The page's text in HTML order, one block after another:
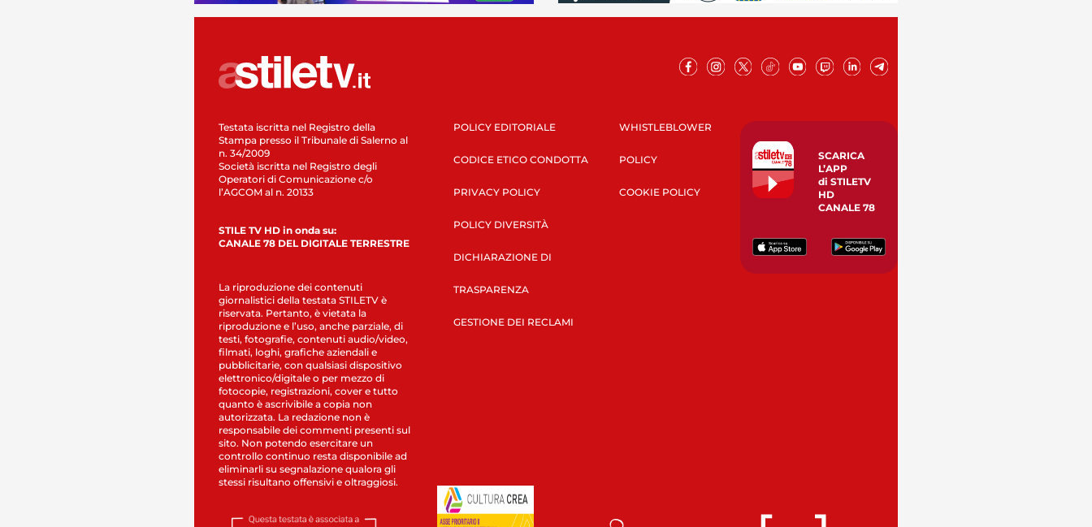
Testata iscritta nel Registro della
Stampa presso il Tribunale di Salerno al
n. 34/2009
Società iscritta nel Registro degli
Operatori di Comunicazione c/o
l’AGCOM al n. 20133
STILE TV HD in onda su:
CANALE 78 DEL DIGITALE TERRESTRE
La riproduzione dei contenuti
giornalistici della testata STILETV è
riservata. Pertanto, è vietata la
riproduzione e l’uso, anche parziale, di
testi, fotografie, contenuti audio/video,
filmati, loghi, grafiche aziendali e
pubblicitarie, con qualsiasi dispositivo
elettronico/digitale o per mezzo di
fotocopie, registrazioni, cover e tutto
quanto è ascrivibile a copia non
autorizzata. La redazione non è
responsabile dei commenti presenti sul
sito. Non potendo esercitare un
controllo continuo resta disponibile ad
eliminarli su segnalazione qualora gli
stessi risultano offensivi e oltraggiosi.
POLICY EDITORIALE
CODICE ETICO CONDOTTA
PRIVACY POLICY
POLICY DIVERSITÀ
DICHIARAZIONE DI
TRASPARENZA
GESTIONE DEI RECLAMI
WHISTLEBLOWER
POLICY
COOKIE POLICY
SCARICA
L’APP
di STILETV
HD
CANALE 78